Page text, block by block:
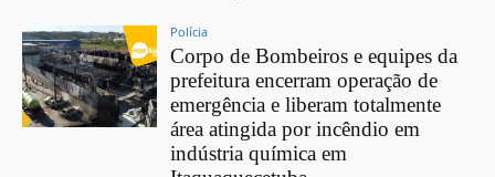
Polícia
Corpo de Bombeiros e equipes da
prefeitura encerram operação de
emergência e liberam totalmente
área atingida por incêndio em
indústria química em